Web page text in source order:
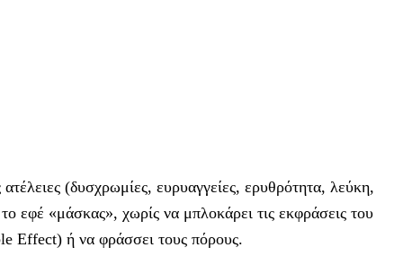
(δυσχρωμίες, ευρυαγγείες, ερυθρότητα, λεύκη,
εφέ «μάσκας», χωρίς να μπλοκάρει τις εκφράσεις του
Effect) ή να φράσσει τους πόρους.